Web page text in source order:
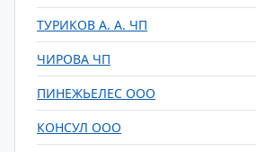
ТУРИКОВ А. А. ЧП
ЧИРОВА ЧП
ПИНЕЖЬЕЛЕС ООО
КОНСУЛ ООО